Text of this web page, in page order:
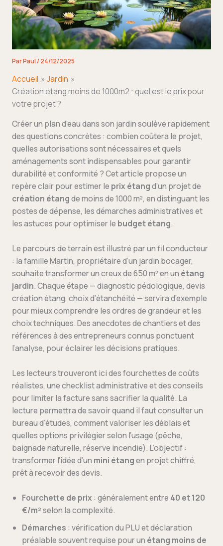
ParPaul/ 24/12/2025
Accueil
Jardin
Création étang moins de 1000m2 : quel est le prix pour
votre projet ?
Créer un plan d’eau dans son jardin soulève rapidement
des questions concrètes : combien coûtera le projet,
quelles autorisations sont nécessaires et quels
aménagements sont indispensables pour garantir
durabilité et conformité ? Cet article propose un
repère clair pour estimer le prix étangd’un projet de
création étangde moins de 1000 m², en distinguant les
postes de dépense, les démarches administratives et
les astuces pour optimiser le budget étang.
Le parcours de terrain est illustré par un fil conducteur
: la famille Martin, propriétaire d’un jardin bocager,
souhaite transformer un creux de 650 m² en un étang
jardin. Chaque étape — diagnostic pédologique, devis
création étang, choix d’étanchéité — servira d’exemple
pour mieux comprendre les ordres de grandeur et les
choix techniques. Des anecdotes de chantiers et des
références à des entrepreneurs connus ponctuent
l’analyse, pour éclairer les décisions pratiques.
Les lecteurs trouveront ici des fourchettes de coûts
réalistes, une checklist administrative et des conseils
pour limiter la facture sans sacrifier la qualité. La
lecture permettra de savoir quand il faut consulter un
bureau d’études, comment valoriser les déblais et
quelles options privilégier selon l’usage (pêche,
baignade naturelle, réserve incendie). L’objectif :
transformer l’idée d’un mini étangen projet chiffré,
prêt à recevoir des devis.
Fourchette de prix : généralement entre 40 et 120
€/m²selon la complexité.
Démarches : vérification du PLU et déclaration
préalable souvent requise pour un étang moins de